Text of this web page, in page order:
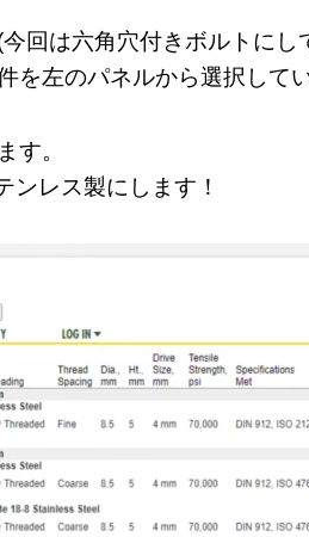
回は六角穴付きボルトにし
を左のパネルから選択して
す。
ンレス製にします！